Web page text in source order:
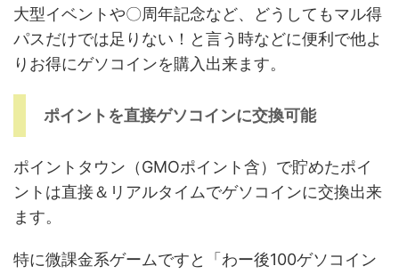
大型イベントや〇周年記念など、どうしてもマル得
パスだけでは足りない！と言う時などに便利で他よ
りお得にゲソコインを購入出来ます。
ポイントを直接ゲソコインに交換可能
ポイントタウン（GMOポイント含）で貯めたポイ
ントは直接＆リアルタイムでゲソコインに交換出来
ます。
特に微課金系ゲームですと「わー後100ゲソコイン